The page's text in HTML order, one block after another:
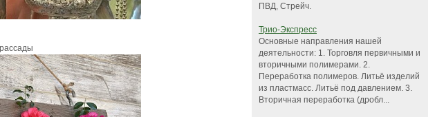
ПВД, Стрейч.
Трио-Экспресс
Основные направления нашей
деятельности: 1. Торговля первичными и
вторичными полимерами. 2.
Переработка полимеров. Литьё изделий
из пластмасс. Литьё под давлением. 3.
Вторичная переработка (дробл...